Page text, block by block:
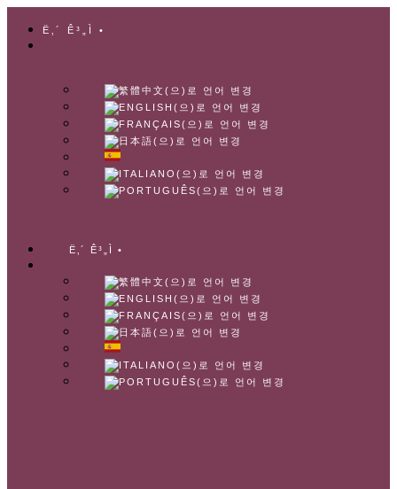
Ë‚´ Ê³„Ì •
Ë‚´ Ê³„Ì •